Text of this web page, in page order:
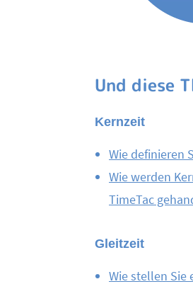
Und diese
Kernzeit
Wie definieren
Wie werden
TimeTac
Gleitzeit
Wie stellen Sie